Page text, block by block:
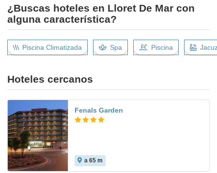
¿Buscas hoteles en Lloret De Mar con
alguna característica?
Piscina Climatizada Spa Piscina
Hoteles cercanos
Fenals Garden
a 65 m